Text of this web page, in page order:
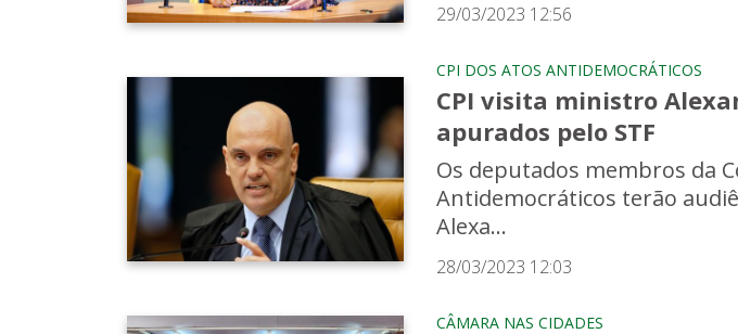
29/03/2023 12:56
CPI DOS ATOS ANTIDEMOCRÁTICOS
CPI visita ministro
apurados pelo STF
Os deputados membros da
Antidemocráticos terão
Alexa...
28/03/2023 12:03
CÂMARA NAS CIDADES